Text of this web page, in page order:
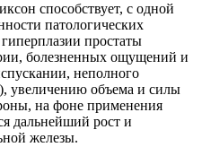
способствует, с одной
патологических
простаты
болезненных ощущений и
неполного
увеличению объема и силы
на фоне применения
дальнейший рост и
железы.